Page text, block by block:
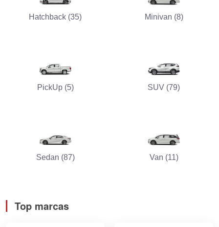
Hatchback (35) Minivan (8)
PickUp (5) SUV (79)
Sedan (87) Van (11)
Top marcas